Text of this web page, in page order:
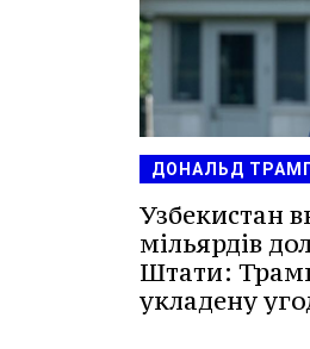
ДОНАЛЬД ТРАМП
Узбекистан
мільярдів
Штати:
укладену